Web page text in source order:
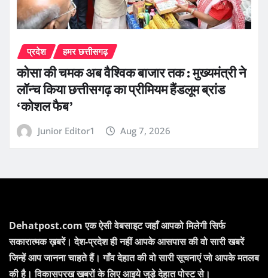
प्रदेश हमर छत्तीसगढ़
कोसा की चमक अब वैश्विक बाजार तक : मुख्यमंत्री ने
लॉन्च किया छत्तीसगढ़ का प्रीमियम हैंडलूम ब्रांड
‘कोशल फैब’
Junior Editor1 Aug 7, 2026
Dehatpost.com एक ऐसी वेबसाइट जहाँ आपको मिलेगी सिर्फ
सकारात्मक ख़बरें। देश-प्रदेश ही नहीं आपके आसपास की वो सारी खबरें
जिन्हें आप जानना चाहते हैं। गाँव देहात की वो सारी सूचनाएं जो आपके मतलब
की है। विकासपरख खबरों के लिए आइये जुड़े देहात पोस्ट से।